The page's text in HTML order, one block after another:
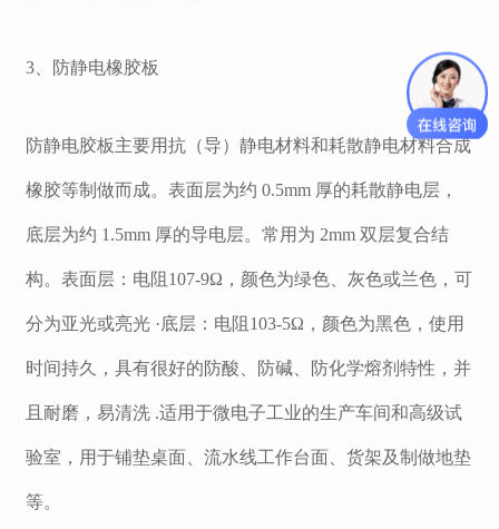
3 、防静电橡胶板
防静电胶板主要用抗（导）静电材料和耗散静电材料合成
橡胶等制做而成。表面层为约 0.5mm 厚的耗散静电层，
底层为约 1.5mm 厚的导电层。常用为 2mm双层复合结
构。表面层：电阻 107-9Ω ，颜色为绿色、灰色或兰色，可
分为亚光或亮光 ·底层：电阻 103-5Ω ，颜色为黑色 ，使用
时间持久，具有很好的防酸、防碱、防化学熔剂特性，并
且耐磨，易清洗 .适用于微电子工业的生产车间和高级试
验室 ，用于铺垫桌面、流水线工作台面、货架及制做地垫
等。